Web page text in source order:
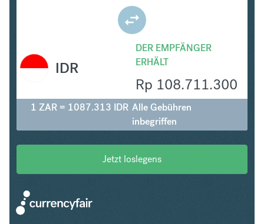
DER EMPFÄNGER
ERHÄLT
Rp 108.711.300
IDR
1 ZAR = 1087.313 IDR Alle Gebühren
inbegriffen
Jetzt loslegens